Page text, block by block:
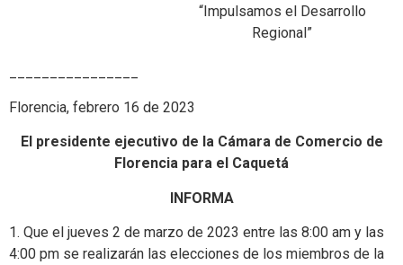
“Impulsamos el Desarrollo
Regional”
Florencia, febrero 16 de 2023
El presidente ejecutivo de la Cámara de Comercio de
Florencia para el Caquetá
INFORMA
1. Que el jueves 2 de marzo de 2023 entre las 8:00 am y las
4:00 pm se realizarán las elecciones de los miembros de la